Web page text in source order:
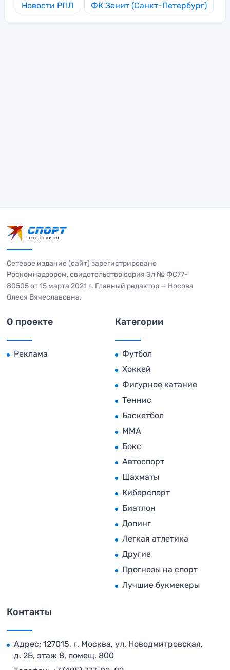
Новости РПЛ ФК Зенит (Санкт-Петербург)
Сетевое издание (сайт) зарегистрировано
Роскомнадзором, свидетельство серия Эл № ФС77-
80505 от 15 марта 2021 г. Главный редактор — Носова
Олеся Вячеславовна.
О проекте
Реклама
Категории
Футбол
Хоккей
Фигурное катание
Теннис
Баскетбол
MMA
Бокс
Автоспорт
Шахматы
Киберспорт
Биатлон
Допинг
Легкая атлетика
Другие
Прогнозы на спорт
Лучшие букмекеры
Контакты
Адрес: 127015, г. Москва, ул. Новодмитровская,
д. 2Б, этаж 8, помещ. 800